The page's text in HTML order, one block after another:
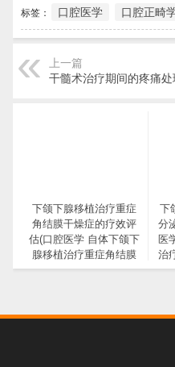
标签： 口腔医学 口腔正畸
上一篇
干髓术治疗期间的疼痛
下颌下腺移植治疗重症
角结膜干燥症的疗效评
估(口腔医学 自体下颌下
腺移植治疗重症角结膜
干燥症)
下
分
医
治